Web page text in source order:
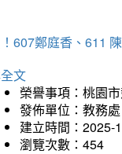
607鄭庭香、611
文
榮譽事項：桃園
發佈單位：教務處
建立時間：2025-
瀏覽次數：454